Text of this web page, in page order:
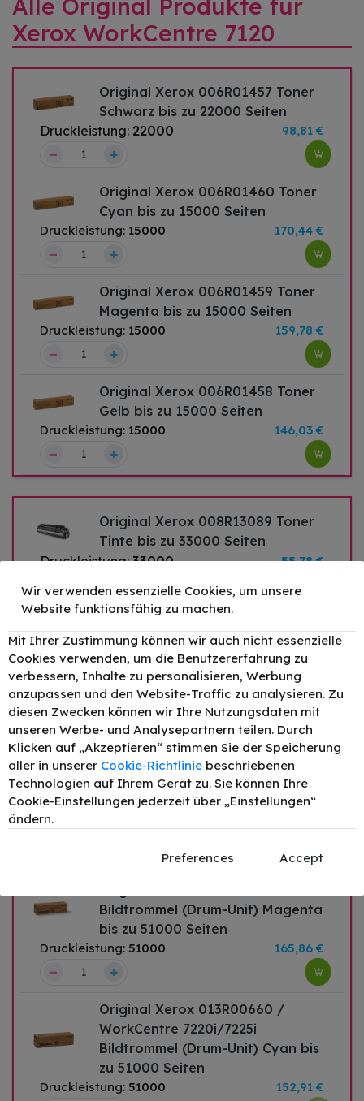
Alle Original Produkte für
Xerox WorkCentre 7120
Original Xerox 006R01457 Toner
Schwarz bis zu 22000 Seiten
Druckleistung: 22000 98,81 €
– +
Original Xerox 006R01460 Toner
Cyan bis zu 15000 Seiten
Druckleistung: 15000 170,44 €
– +
Original Xerox 006R01459 Toner
Magenta bis zu 15000 Seiten
Druckleistung: 15000 159,78 €
– +
Original Xerox 006R01458 Toner
Gelb bis zu 15000 Seiten
Druckleistung: 15000 146,03 €
– +
Original Xerox 008R13089 Toner
Tinte bis zu 33000 Seiten
Druckleistung:33000 55,78 €
Original Xerox 013R00657
Bildtrommel (Drum-Unit) Schwarz
bis zu 67000 Seiten
Druckleistung:67000 130,89 €
– +
Original Xerox 013R00658
Bildtrommel (Drum-Unit) Gelb bis
zu 51000 Seiten
Druckleistung:51000 125,02 €
Bildtrommel (Drum-Unit) Magenta
bis zu 51000 Seiten
Druckleistung: 51000 165,86 €
– +
Original Xerox 013R00660 /
WorkCentre 7220i/7225i
Bildtrommel (Drum-Unit) Cyan bis
zu 51000 Seiten
Druckleistung: 51000 152,91 €
Wir verwenden essenzielle Cookies, um unsere
Website funktionsfähig zu machen.
Mit Ihrer Zustimmung können wir auch nicht essenzielle
Cookies verwenden, um die Benutzererfahrung zu
verbessern, Inhalte zu personalisieren, Werbung
anzupassen und den Website-Traffic zu analysieren. Zu
diesen Zwecken können wir Ihre Nutzungsdaten mit
unseren Werbe- und Analysepartnern teilen. Durch
Klicken auf „Akzeptieren“ stimmen Sie der Speicherung
aller in unserer Cookie-Richtlinie beschriebenen
Technologien auf Ihrem Gerät zu. Sie können Ihre
Cookie-Einstellungen jederzeit über „Einstellungen“
ändern.
Preferences Accept